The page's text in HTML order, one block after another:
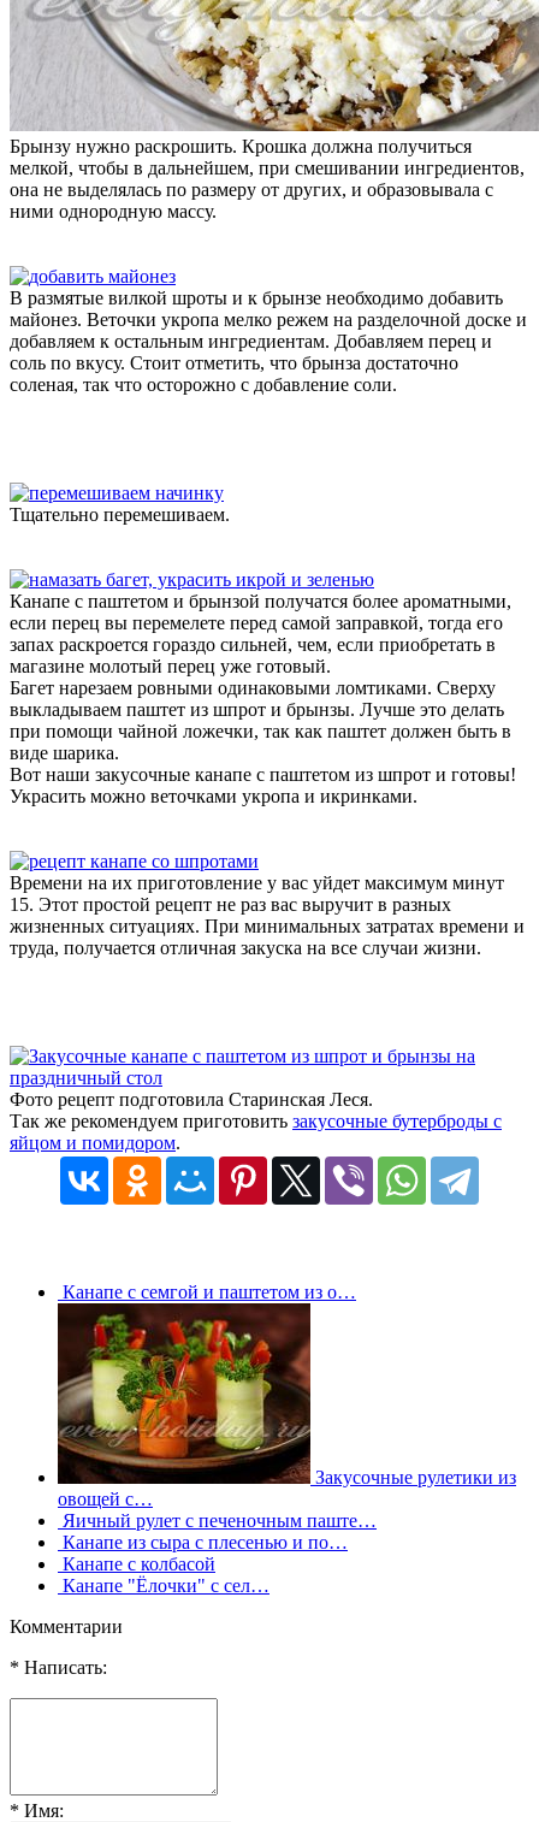
Брынзу нужно раскрошить. Крошка должна получиться
мелкой, чтобы в дальнейшем, при смешивании ингредиентов,
она не выделялась по размеру от других, и образовывала с
ними однородную массу.
В размятые вилкой шроты и к брынзе необходимо добавить
майонез. Веточки укропа мелко режем на разделочной доске и
добавляем к остальным ингредиентам. Добавляем перец и
соль по вкусу. Стоит отметить, что брынза достаточно
соленая, так что осторожно с добавление соли.
Тщательно перемешиваем.
Канапе с паштетом и брынзой получатся более ароматными,
если перец вы перемелете перед самой заправкой, тогда его
запах раскроется гораздо сильней, чем, если приобретать в
магазине молотый перец уже готовый.
Багет нарезаем ровными одинаковыми ломтиками. Сверху
выкладываем паштет из шпрот и брынзы. Лучше это делать
при помощи чайной ложечки, так как паштет должен быть в
виде шарика.
Вот наши закусочные канапе с паштетом из шпрот и готовы!
Украсить можно веточками укропа и икринками.
Времени на их приготовление у вас уйдет максимум минут
15. Этот простой рецепт не раз вас выручит в разных
жизненных ситуациях. При минимальных затратах времени и
труда, получается отличная закуска на все случаи жизни.
Фото рецепт подготовила Старинская Леся.
Так же рекомендуем приготовить закусочные бутерброды с
яйцом и помидором.
Канапе с семгой и паштетом из о…
Закусочные рулетики из
овощей с…
Яичный рулет с печеночным паште…
Канапе из сыра с плесенью и по…
Канапе с колбасой
Канапе "Ёлочки" с сел…
Комментарии
* Написать:
* Имя: